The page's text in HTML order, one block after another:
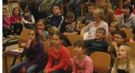
DSC04151